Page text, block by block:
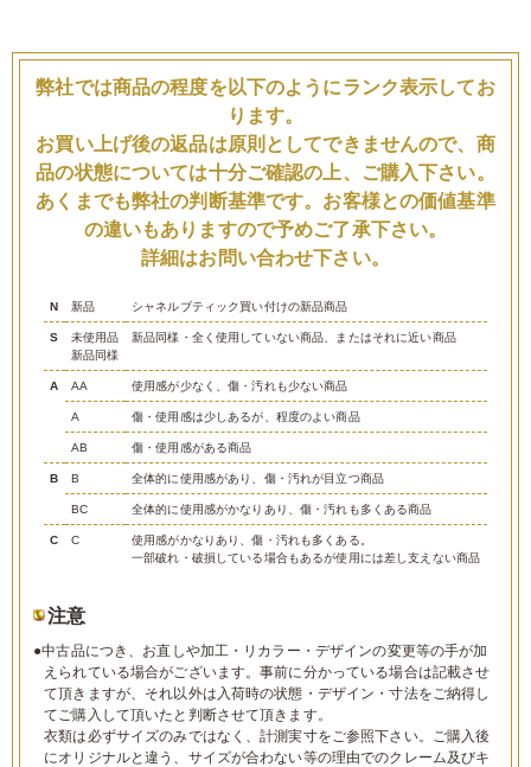
弊社では商品の程度を以下のようにランク表示してお
ります。
お買い上げ後の返品は原則としてできませんので、商
品の状態については十分ご確認の上、ご購入下さい。
あくまでも弊社の判断基準です。お客様との価値基準
の違いもありますので予めご了承下さい。
詳細はお問い合わせ下さい。
N 新品 シャネルブティック買い付けの新品商品
S
未使用品
新品同様
新品同様・全く使用していない商品、またはそれに近い商品
A AA 使用感が少なく、傷・汚れも少ない商品
A 傷・使用感は少しあるが、程度のよい商品
AB 傷・使用感がある商品
B B 全体的に使用感があり、傷・汚れが目立つ商品
BC 全体的に使用感がかなりあり、傷・汚れも多くある商品
C C
使用感がかなりあり、傷・汚れも多くある。
一部破れ・破損している場合もあるが使用には差し支えない商品
注意
●中古品につき、お直しや加工・リカラー・デザインの変更等の手が加
えられている場合がございます。事前に分かっている場合は記載させ
て頂きますが、それ以外は入荷時の状態・デザイン・寸法をご納得し
てご購入して頂いたと判断させて頂きます。
衣類は必ずサイズのみではなく、計測実寸をご参照下さい。ご購入後
にオリジナルと違う、サイズが合わない等の理由でのクレーム及びキ